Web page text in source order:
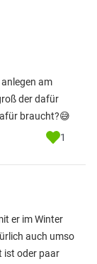
am
der dafür
braucht?😅
1
er im Winter
auch umso
ist oder paar